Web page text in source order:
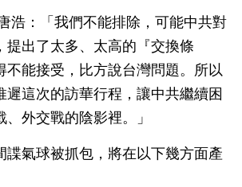
浩：「我們不能排除，可能中共對
提出了太多、太高的『交換條
不能接受，比方說台灣問題。所以
遲這次的訪華行程，讓中共繼續困
外交戰的陰影裡。」
諜氣球被抓包，將在以下幾方面產